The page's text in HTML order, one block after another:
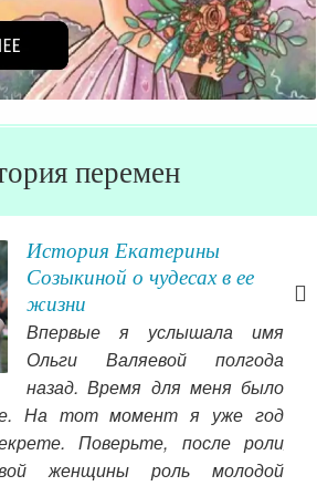
перемен
История Екатерины
Созыкиной о чудесах в ее
жизни
Впервые я услышала имя
Ольги Валяевой полгода
назад. Время для меня было
На тот момент я уже год
Поверьте, после роли
женщины роль молодой